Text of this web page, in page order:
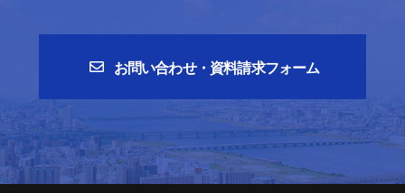
お問い合わせ・資料請求フォーム